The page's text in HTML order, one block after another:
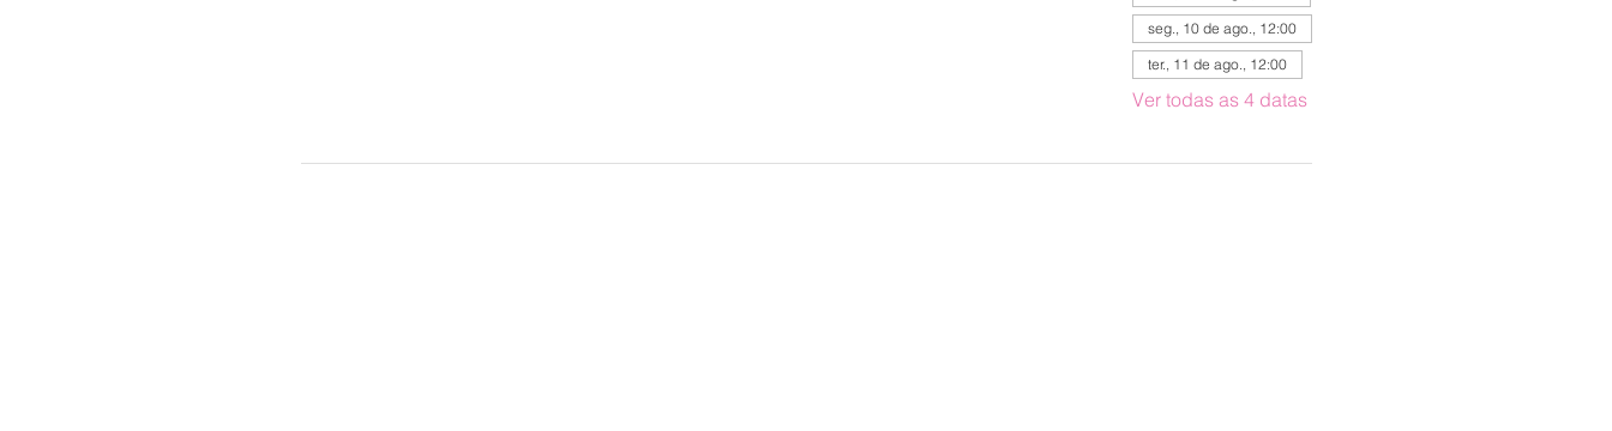
seg., 10 de ago., 12:00
ter., 11 de ago., 12:00
Ver todas as 4 datas